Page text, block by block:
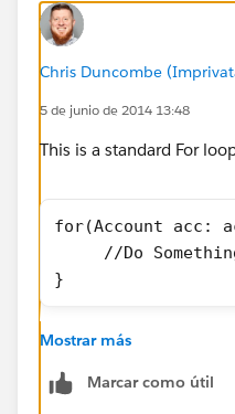
Chris Duncombe
5 de junio de 2014 13:48
This is a standard For
for(Account acc:
//Do
}
Mostrar más
Marcar como útil